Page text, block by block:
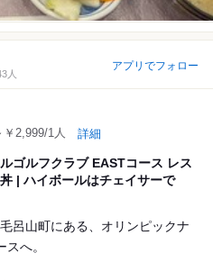
人
アプリでフォロー
￥2,999/1人 詳細
ゴルフクラブ EASTコース レス
| ハイボールはチェイサーで
呂山町にある、オリンピックナ
へ。